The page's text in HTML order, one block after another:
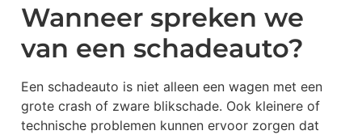
Wanneer spreken we
van een schadeauto?
Een schadeauto is niet alleen een wagen met een
grote crash of zware blikschade. Ook kleinere of
technische problemen kunnen ervoor zorgen dat